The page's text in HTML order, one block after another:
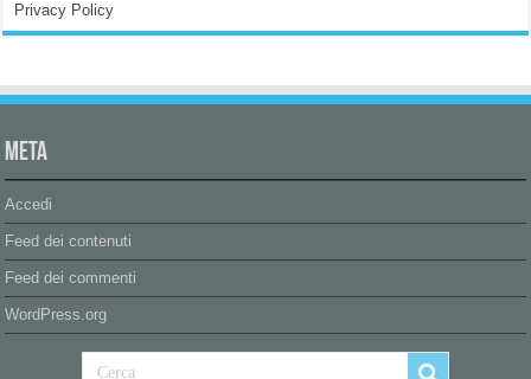
Privacy Policy
Meta
Accedi
Feed dei contenuti
Feed dei commenti
WordPress.org